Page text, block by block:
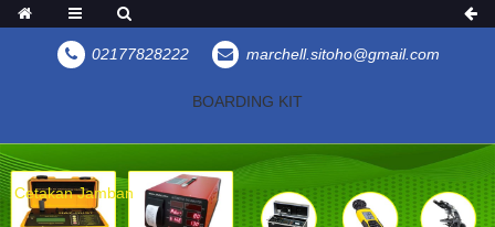
02177828222 marchell.sitoho@gmail.com
BOARDING KIT
Cetakan Jamban